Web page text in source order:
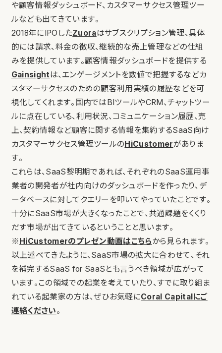
や顧客情報ダッシュボード、カスタマーサクセス管理ツー
ルなども出てきています。
2018年にIPOしたZuoraはサブスクリプション管理、具体
的には請求、料金の徴収、継続的な売上管理などの仕組
みを提供しています。顧客情報ダッシュボードを提供する
Gainsightは、エンゲージメントを数値で把握するなどカ
スタマーサクセスのための顧客利用実績の履歴などを可
視化してくれます。国内ではBIツールやCRM、チャットツー
ルに点在している、利用状況、コミュニケーション履歴、売
上、契約情報など顧客に関する情報を集約するSaaS向け
カスタマーサクセス管理ツールのHiCustomerがありま
す。
これらは、SaaS黎明期であれば、それぞれのSaaS運用事
業者の開発者が社内向けのダッシュボードを作ったり、デ
ータベースに対してクエリーを叩いてやっていたことです。
十分にSaaS市場が大きくなったことで、共通課題をくくり
だす市場が出てきているということと思います。
※HiCustomerのプレゼン動画はこちらから見られます。
以上述べてきたように、SaaS市場の拡大に合わせて、それ
を補完するSaaS for SaaSとも言うべき領域が広がって
います。この領域での起業を考えていたり、すでに取り組ま
れている起業家の方は、ぜひお気軽にCoral Capitalにご
連絡ください。